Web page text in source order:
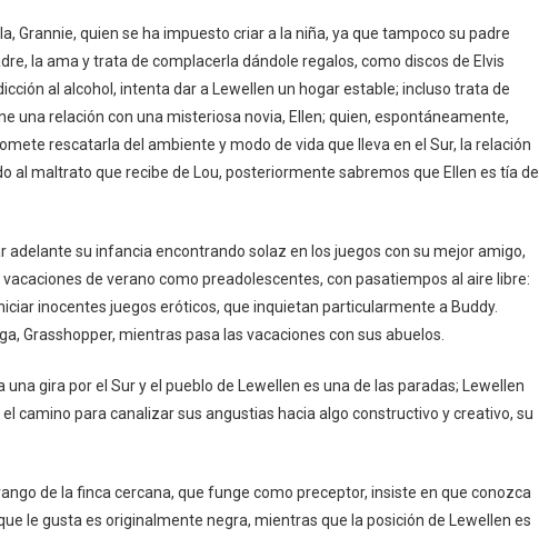
Grannie, quien se ha impuesto criar a la niña, ya que tampoco su padre
la ama y trata de complacerla dándole regalos, como discos de Elvis
al alcohol, intenta dar a Lewellen un hogar estable; incluso trata de
una relación con una misteriosa novia, Ellen; quien, espontáneamente,
rescatarla del ambiente y modo de vida que lleva en el Sur, la relación
al maltrato que recibe de Lou, posteriormente sabremos que Ellen es tía de
adelante su infancia encontrando solaz en los juegos con su mejor amigo,
de verano como preadolescentes, con pasatiempos al aire libre:
inocentes juegos eróticos, que inquietan particularmente a Buddy.
Grasshopper, mientras pasa las vacaciones con sus abuelos.
una gira por el Sur y el pueblo de Lewellen es una de las paradas; Lewellen
camino para canalizar sus angustias hacia algo constructivo y creativo, su
de la finca cercana, que funge como preceptor, insiste en que conozca
le gusta es originalmente negra, mientras que la posición de Lewellen es